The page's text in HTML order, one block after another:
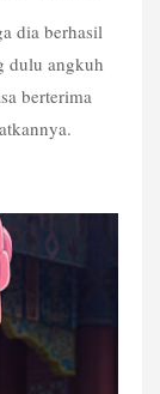
dia berhasil
dulu angkuh
berterima